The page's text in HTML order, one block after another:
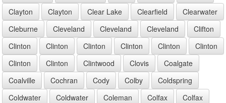
Clayton
Clayton Clear Lake Clearfield
Clearwater
Cleburne
Cleveland Cleveland Cleveland
Clifton
Clinton
Clinton Clinton Clinton Clinton
Clinton
Clinton
Clinton Clintwood Clovis
Coalgate
Coalville
Cochran Cody Colby
Coldspring
Coldwater
Coldwater Coleman Colfax
Colfax